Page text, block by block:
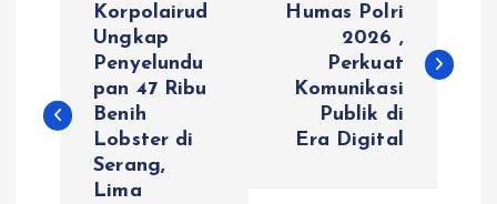
i
Korpolairud
Ungkap
Penyelundu
pan 47 Ribu
Benih
Lobster di
Serang,
Lima
Humas Polri
2026 ,
Perkuat
Komunikasi
Publik di
Era Digital